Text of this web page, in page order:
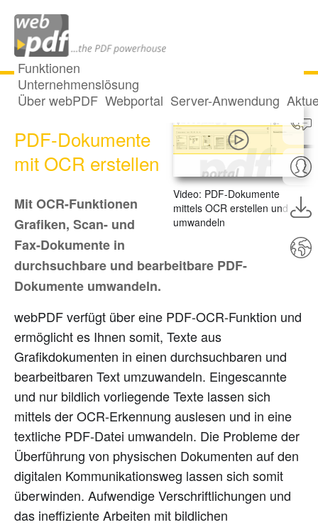
Funktionen
Unternehmenslösung
Über webPDF Webportal Server-Anwendung
Video: PDF-Dokumente
mittels OCR erstellen und
umwandeln
Durchsuchbare
PDF-Dokumente
mit OCR erstellen
Mit OCR-Funktionen
Grafiken, Scan- und
Fax-Dokumente in
durchsuchbare und bearbeitbare PDF-
Dokumente umwandeln.
webPDF verfügt über eine PDF-OCR-Funktion und
ermöglicht es Ihnen somit, Texte aus
Grafikdokumenten in einen durchsuchbaren und
bearbeitbaren Text umzuwandeln. Eingescannte
und nur bildlich vorliegende Texte lassen sich
mittels der OCR-Erkennung auslesen und in eine
textliche PDF-Datei umwandeln. Die Probleme der
Überführung von physischen Dokumenten auf den
digitalen Kommunikationsweg lassen sich somit
überwinden. Aufwendige Verschriftlichungen und
das ineffiziente Arbeiten mit bildlichen